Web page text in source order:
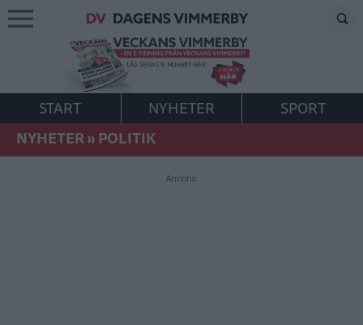
START NYHETER
SPORT
NYHETER»POLITIK
Annons: